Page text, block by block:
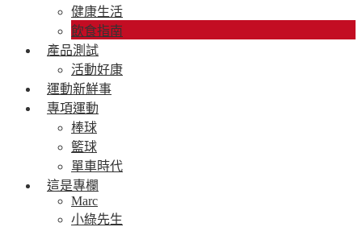
健康生活
飲食指南
產品測試
活動好康
運動新鮮事
專項運動
棒球
籃球
單車時代
這是專欄
Marc
小綠先生